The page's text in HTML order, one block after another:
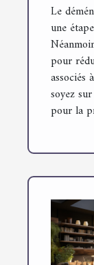
Le
une
pour
associés
soyez
pour la